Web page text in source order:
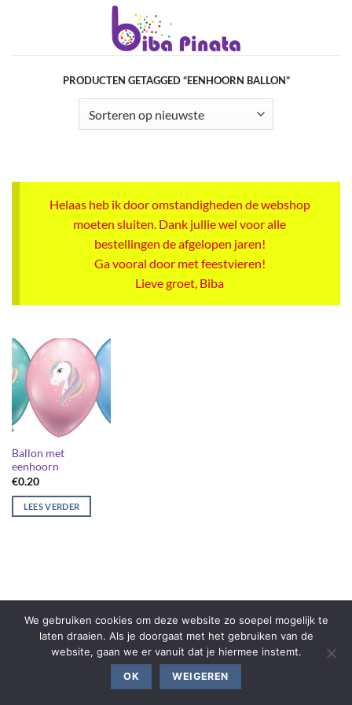
PRODUCTEN GETAGGED “EENHOORN BALLON”
Helaas heb ik door omstandigheden de webshop
moeten sluiten. Dank jullie wel voor alle
bestellingen de afgelopen jaren!
Ga vooral door met feestvieren!
Lieve groet, Biba
Ballon met
eenhoorn
€0.20
LEES VERDER
We gebruiken cookies om deze website zo soepel mogelijk te
laten draaien. Als je doorgaat met het gebruiken van de
website, gaan we er vanuit dat je hiermee instemt.
OK WEIGEREN